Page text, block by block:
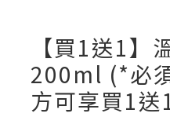
【買1送1】
200ml (*必
方可享買1送